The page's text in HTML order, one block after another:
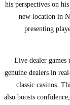
his perspectives on his
new location in
presenting
Live dealer
genuine dealers in
classic casinos.
also boosts